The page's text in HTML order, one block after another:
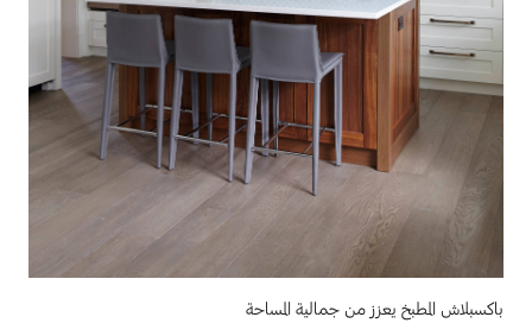
باكسبلاش المطبخ يعزز من جمالية المساحة